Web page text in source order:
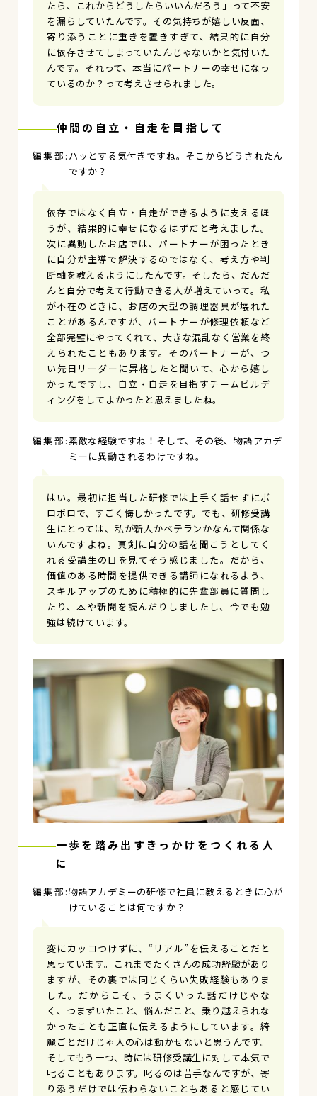
たら、これからどうしたらいいんだろう」って不安
を漏らしていたんです。その気持ちが嬉しい反面、
寄り添うことに重きを置きすぎて、結果的に自分
に依存させてしまっていたんじゃないかと気付いた
んです。それって、本当にパートナーの幸せになっ
ているのか？って考えさせられました。
仲間の自立・自走を目指して
ハッとする気付きですね。そこからどうされたん
ですか？
依存ではなく自立・自走ができるように支えるほ
うが、結果的に幸せになるはずだと考えました。
次に異動したお店では、パートナーが困ったとき
に自分が主導で解決するのではなく、考え方や判
断軸を教えるようにしたんです。そしたら、だんだ
んと自分で考えて行動できる人が増えていって。私
が不在のときに、お店の大型の調理器具が壊れた
ことがあるんですが、パートナーが修理依頼など
全部完璧にやってくれて、大きな混乱なく営業を終
えられたこともあります。そのパートナーが、つ
い先日リーダーに昇格したと聞いて、心から嬉し
かったですし、自立・自走を目指すチームビルデ
ィングをしてよかったと思えましたね。
素敵な経験ですね！そして、その後、物語アカデ
ミーに異動されるわけですね。
はい。最初に担当した研修では上手く話せずにボ
ロボロで、すごく悔しかったです。でも、研修受講
生にとっては、私が新人かベテランかなんて関係な
いんですよね。真剣に自分の話を聞こうとしてく
れる受講生の目を見てそう感じました。だから、
価値のある時間を提供できる講師になれるよう、
スキルアップのために積極的に先輩部員に質問し
たり、本や新聞を読んだりしましたし、今でも勉
強は続けています。
一歩を踏み出すきっかけをつくれる人
に
物語アカデミーの研修で社員に教えるときに心が
けていることは何ですか？
変にカッコつけずに、“リアル”を伝えることだと
思っています。これまでたくさんの成功経験があり
ますが、その裏では同じくらい失敗経験もありま
した。だからこそ、うまくいった話だけじゃな
く、つまずいたこと、悩んだこと、乗り越えられな
かったことも正直に伝えるようにしています。綺
麗ごとだけじゃ人の心は動かせないと思うんです。
そしてもう一つ、時には研修受講生に対して本気で
𠮟ることもあります。叱るのは苦手なんですが、寄
り添うだけでは伝わらないこともあると感じてい